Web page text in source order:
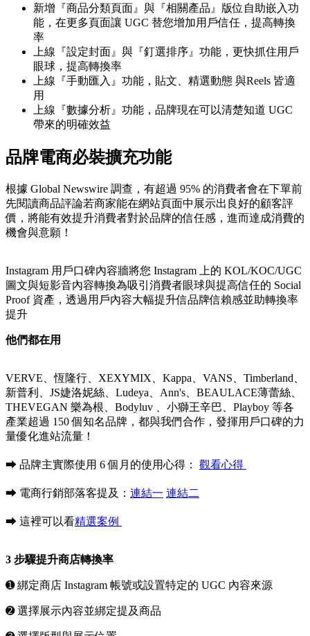
新增『商品分類頁面』與『相關產品』版位自助嵌入功
能，在更多頁面讓 UGC 替您增加用戶信任，提高轉換
率
上線『設定封面』與『釘選排序』功能，更快抓住用戶
眼球，提高轉換率
上線『手動匯入』功能，貼文、精選動態 與Reels 皆適
用
上線『數據分析』功能，品牌現在可以清楚知道 UGC
帶來的明確效益
品牌電商必裝擴充功能
根據 Global Newswire 調查，有超過 95% 的消費者會在下單前
先閱讀商品評論若商家能在網站頁面中展示出良好的顧客評
價，將能有效提升消費者對於品牌的信任感，進而達成消費的
機會與意願！
Instagram 用戶口碑內容牆將您 Instagram 上的 KOL/KOC/UGC
圖文與短影音內容轉換為吸引消費者眼球與提高信任的 Social
Proof 資產，透過用戶內容大幅提升信品牌信賴感並助轉換率
提升
他們都在用
VERVE、恆隆行、XEXYMIX、Kappa、VANS、Timberland、
新普利、JS婕洛妮絲、Ludeya、Ann's、BEAULACE薄蕾絲、
THEVEGAN 樂為根、Bodyluv 、小獅王辛巴、Playboy 等各
產業超過 150 個知名品牌，都與我們合作，發揮用戶口碑的力
量優化進站流量！
⮕ 品牌主實際使用 6 個月的使用心得： 觀看心得
⮕ 電商行銷部落客提及： 連結一 連結二
⮕ 這裡可以看精選案例
3 步驟提升商店轉換率
➊ 綁定商店 Instagram 帳號或設置特定的 UGC 內容來源
➋ 選擇展示內容並綁定提及商品